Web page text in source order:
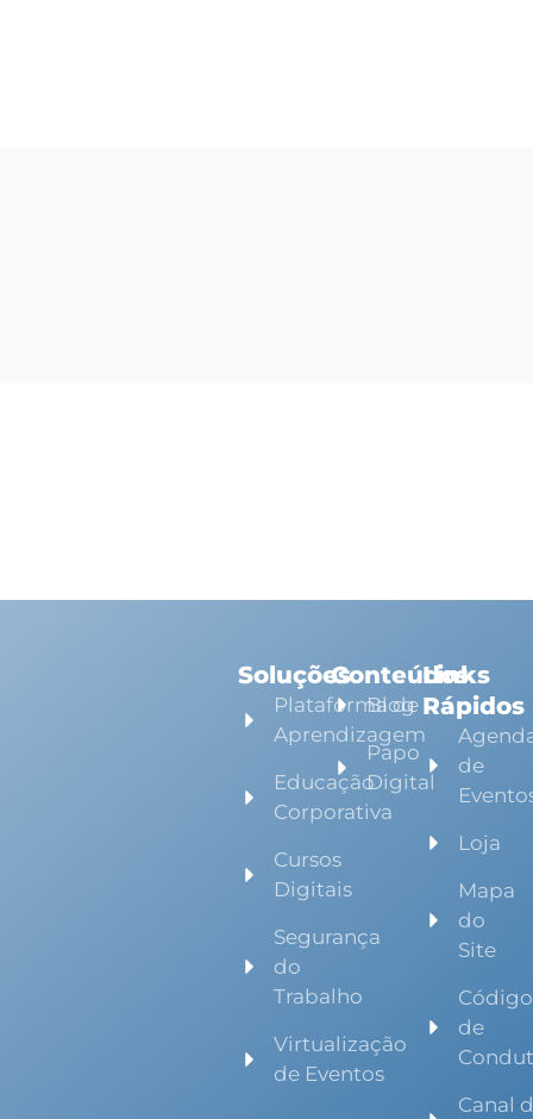
Soluções
Plataforma de
Aprendizagem
Educação
Corporativa
Cursos
Digitais
Segurança
do
Trabalho
Virtualização
de Eventos
Conteúdos
Blog
Papo
Digital
Links
Rápidos
de
Loja
Mapa
do
Site
Código
de
Canal